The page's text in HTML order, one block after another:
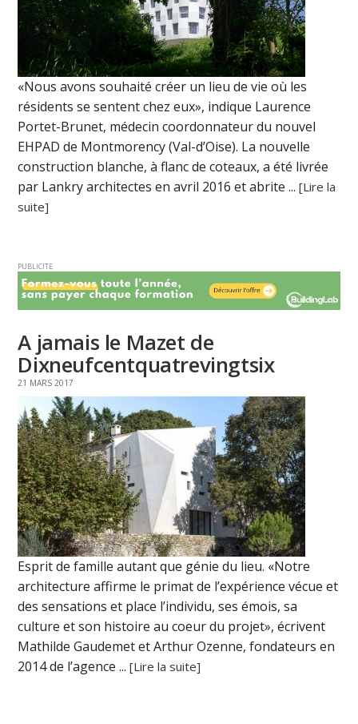
«Nous avons souhaité créer un lieu de vie où les
résidents se sentent chez eux», indique Laurence
Portet-Brunet, médecin coordonnateur du nouvel
EHPAD de Montmorency (Val-d’Oise). La nouvelle
construction blanche, à flanc de coteaux, a été livrée
par Lankry architectes en avril 2016 et abrite ...[Lire la
suite]
PUBLICITE
A jamais le Mazet de
Dixneufcentquatrevingtsix
21 MARS 2017
Esprit de famille autant que génie du lieu. «Notre
architecture affirme le primat de l’expérience vécue et
des sensations et place l’individu, ses émois, sa
culture et son histoire au coeur du projet», écrivent
Mathilde Gaudemet et Arthur Ozenne, fondateurs en
2014 de l’agence ...[Lire la suite]